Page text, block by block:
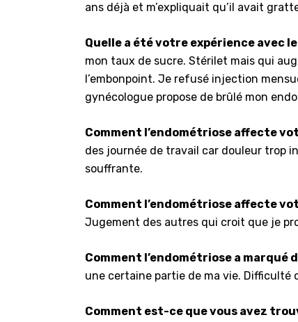
ans déjà et m’expliquait qu’il avait
Quelle a été votre expérience avec
mon taux de sucre. Stérilet mais qui
l’embonpoint. Je refusé injection
gynécologue propose de brûlé mon
Comment l’endométriose affecte
des journée de travail car douleur trop
souffrante.
Comment l’endométriose affecte
Jugement des autres qui croit que je
Comment l’endométriose a marqué
une certaine partie de ma vie. Difficulté
Comment est-ce que vous avez